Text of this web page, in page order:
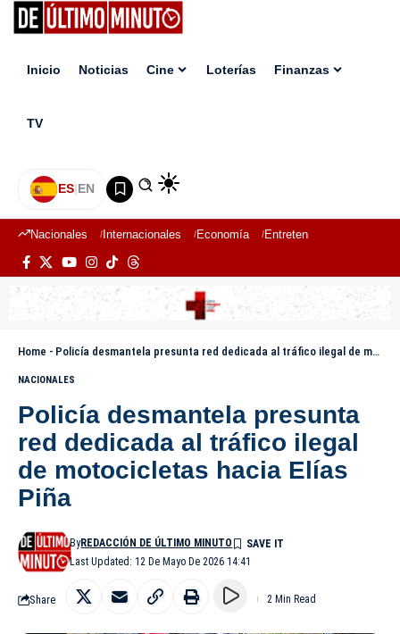
Inicio Noticias Cine Loterías Finanzas
TV
ES|EN
Nacionales Internacionales Economía Entretenimiento
Home - Policía desmantela presunta red dedicada al tráfico ilegal de motocicletas hacia Elías Piña
NACIONALES
Policía desmantela presunta
red dedicada al tráfico ilegal
de motocicletas hacia Elías
Piña
Last Updated: 12 De Mayo De 2026 14:41
ByREDACCIÓN DE ÚLTIMO MINUTO
Share 2 Min Read